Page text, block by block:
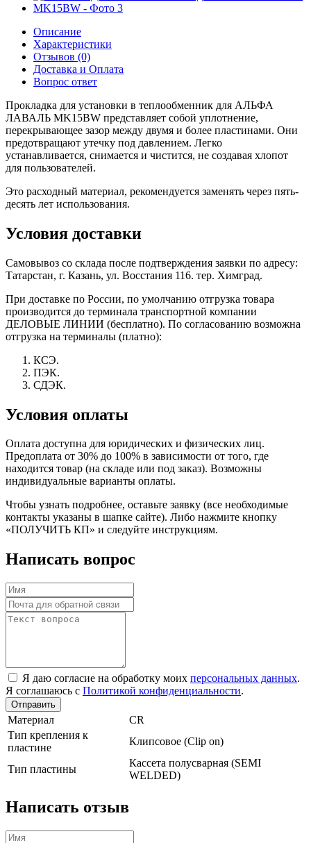
Описание
Характеристики
Отзывов (0)
Доставка и Оплата
Вопрос ответ
Прокладка для установки в теплообменник для АЛЬФА
ЛАВАЛЬ MK15BW представляет собой уплотнение,
перекрывающее зазор между двумя и более пластинами. Они
предотвращают утечку под давлением. Легко
устанавливается, снимается и чистится, не создавая хлопот
для пользователей.
Это расходный материал, рекомендуется заменять через пять-
десять лет использования.
Условия доставки
Самовывоз со склада после подтверждения заявки по адресу:
Татарстан, г. Казань, ул. Восстания 116. тер. Химград.
При доставке по России, по умолчанию отгрузка товара
производится до терминала транспортной компании
ДЕЛОВЫЕ ЛИНИИ (бесплатно). По согласованию возможна
отгрузка на терминалы (платно):
КСЭ.
ПЭК.
СДЭК.
Условия оплаты
Оплата доступна для юридических и физических лиц.
Предоплата от 30% до 100% в зависимости от того, где
находится товар (на складе или под заказ). Возможны
индивидуальные варианты оплаты.
Чтобы узнать подробнее, оставьте заявку (все необходимые
контакты указаны в шапке сайте). Либо нажмите кнопку
«ПОЛУЧИТЬ КП» и следуйте инструкциям.
Написать вопрос
Я даю согласие на обработку моих персональных данных.
Я соглашаюсь с Политикой конфиденциальности.
Отправить
Материал
CR
Тип крепления к
пластине
Клипсовое (Clip on)
Тип пластины
Кассета полусварная (SEMI
WELDED)
Написать отзыв